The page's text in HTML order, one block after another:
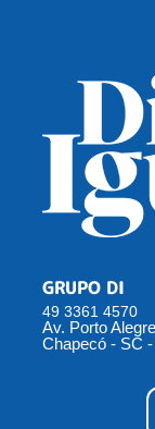
GRUPO DI
49 3361 4570
Av. Porto
Chapecó - SC